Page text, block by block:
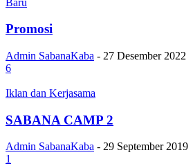
Promosi
Admin SabanaKaba - 27 Desember 2022
6
Iklan dan Kerjasama
SABANA CAMP 2
Admin SabanaKaba - 29 September 2019
1